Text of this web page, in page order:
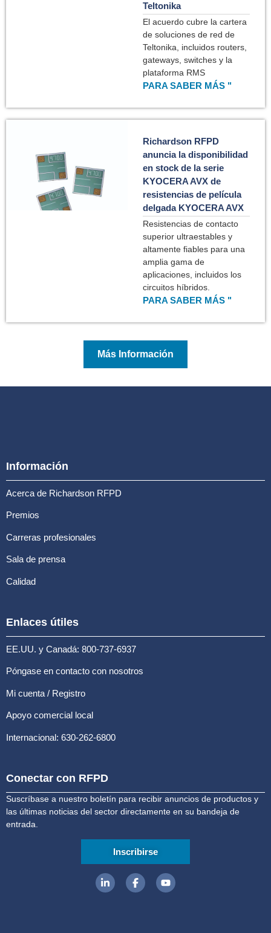
Teltonika
El acuerdo cubre la cartera
de soluciones de red de
Teltonika, incluidos routers,
gateways, switches y la
plataforma RMS
PARA SABER MÁS "
Richardson RFPD
anuncia la disponibilidad
en stock de la serie
KYOCERA AVX de
resistencias de película
delgada KYOCERA AVX
Resistencias de contacto
superior ultraestables y
altamente fiables para una
amplia gama de
aplicaciones, incluidos los
circuitos híbridos.
PARA SABER MÁS "
Más Información
Información
Acerca de Richardson RFPD
Premios
Carreras profesionales
Sala de prensa
Calidad
Enlaces útiles
EE.UU. y Canadá: 800-737-6937
Póngase en contacto con nosotros
Mi cuenta / Registro
Apoyo comercial local
Internacional: 630-262-6800
Conectar con RFPD
Suscríbase a nuestro boletín para recibir anuncios de productos y
las últimas noticias del sector directamente en su bandeja de
entrada.
Inscribirse